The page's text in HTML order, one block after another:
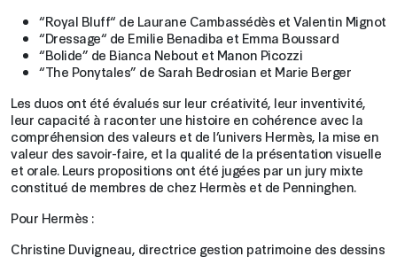
“Royal Bluff“ de Laurane Cambassédès et Valentin Mignot
“Dressage“ de Emilie Benadiba et Emma Boussard
“Bolide” de Bianca Nebout et Manon Picozzi
“The Ponytales” de Sarah Bedrosian et Marie Berger
Les duos ont été évalués sur leur créativité, leur inventivité,
leur capacité à raconter une histoire en cohérence avec la
compréhension des valeurs et de l’univers Hermès, la mise en
valeur des savoir-faire, et la qualité de la présentation visuelle
et orale. Leurs propositions ont été jugées par un jury mixte
constitué de membres de chez Hermès et de Penninghen.
Pour Hermès :
Christine Duvigneau, directrice gestion patrimoine des dessins